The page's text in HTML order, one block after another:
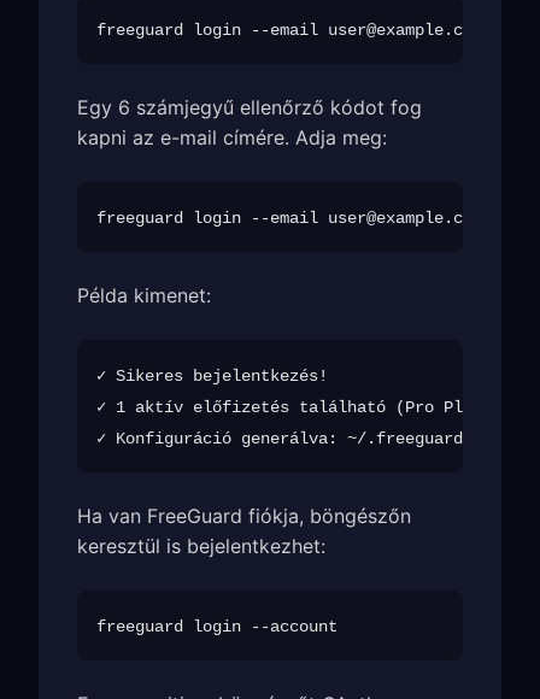
freeguard login --email user@example.com
Egy 6 számjegyű ellenőrző kódot fog
kapni az e-mail címére. Adja meg:
freeguard login --email user@example.com
Példa kimenet:
✓ Sikeres bejelentkezés!
✓ 1 aktív előfizetés található (Pro Plan,
Ha van FreeGuard fiókja, böngészőn
keresztül is bejelentkezhet: